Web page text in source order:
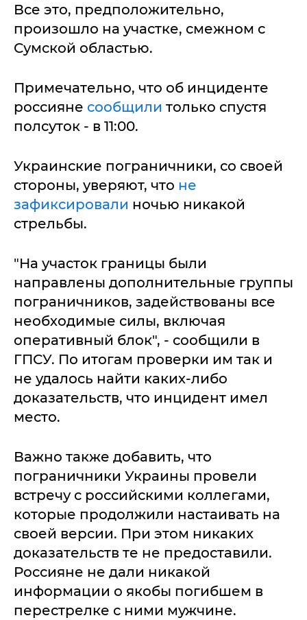
Все это, предположительно,
произошло на участке, смежном с
Сумской областью.
Примечательно, что об инциденте
россияне сообщили только спустя
полсуток - в 11:00.
Украинские пограничники, со своей
стороны, уверяют, что не
зафиксировали ночью никакой
стрельбы.
"На участок границы были
направлены дополнительные группы
пограничников, задействованы все
необходимые силы, включая
оперативный блок", - сообщили в
ГПСУ. По итогам проверки им так и
не удалось найти каких-либо
доказательств, что инцидент имел
место.
Важно также добавить, что
пограничники Украины провели
встречу с российскими коллегами,
которые продолжили настаивать на
своей версии. При этом никаких
доказательств те не предоставили.
Россияне не дали никакой
информации о якобы погибшем в
перестрелке с ними мужчине.